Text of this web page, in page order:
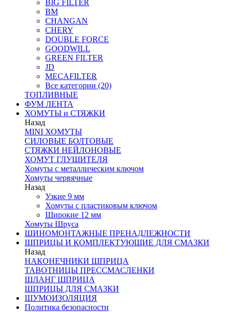
BIG FILTER
BM
CHANGAN
CHERY
DOUBLE FORCE
GOODWILL
GREEN FILTER
JD
MECAFILTER
Все категории (20)
ТОПЛИВНЫЕ
ФУМ ЛЕНТА
ХОМУТЫ и СТЯЖКИ
Назад
MINI ХОМУТЫ
СИЛОВЫЕ БОЛТОВЫЕ
СТЯЖКИ НЕЙЛОНОВЫЕ
ХОМУТ ГЛУШИТЕЛЯ
Хомуты с металлическим ключом
Хомуты червячные
Назад
Узкие 9 мм
Хомуты с пластиковым ключом
Широкие 12 мм
Хомуты Шруса
ШИНОМОНТАЖНЫЕ ПРЕНАДЛЕЖНОСТИ
ШПРИЦЫ И КОМПЛЕКТУЮЩИЕ ДЛЯ СМАЗКИ
Назад
НАКОНЕЧНИКИ ШПРИЦА
ТАВОТНИЦЫ ПРЕССМАСЛЕНКИ
ШЛАНГ ШПРИЦА
ШПРИЦЫ ДЛЯ СМАЗКИ
ШУМОИЗОЛЯЦИЯ
Политика безопасности